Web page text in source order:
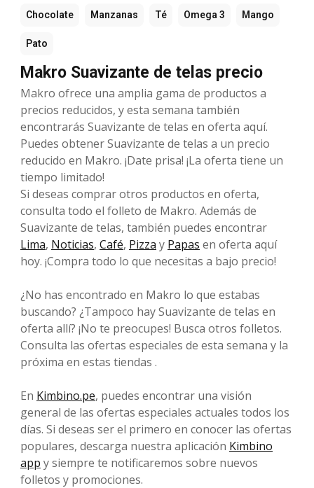
Chocolate Manzanas Té Omega 3 Mango
Pato
Makro Suavizante de telas precio
Makro ofrece una amplia gama de productos a
precios reducidos, y esta semana también
encontrarás Suavizante de telas en oferta aquí.
Puedes obtener Suavizante de telas a un precio
reducido en Makro. ¡Date prisa! ¡La oferta tiene un
tiempo limitado!
Si deseas comprar otros productos en oferta,
consulta todo el folleto de Makro. Además de
Suavizante de telas, también puedes encontrar
Lima, Noticias, Café, Pizza y Papas en oferta aquí
hoy. ¡Compra todo lo que necesitas a bajo precio!
¿No has encontrado en Makro lo que estabas
buscando? ¿Tampoco hay Suavizante de telas en
oferta allí? ¡No te preocupes! Busca otros folletos.
Consulta las ofertas especiales de esta semana y la
próxima en estas tiendas .
En Kimbino.pe, puedes encontrar una visión
general de las ofertas especiales actuales todos los
días. Si deseas ser el primero en conocer las ofertas
populares, descarga nuestra aplicación Kimbino
app y siempre te notificaremos sobre nuevos
folletos y promociones.